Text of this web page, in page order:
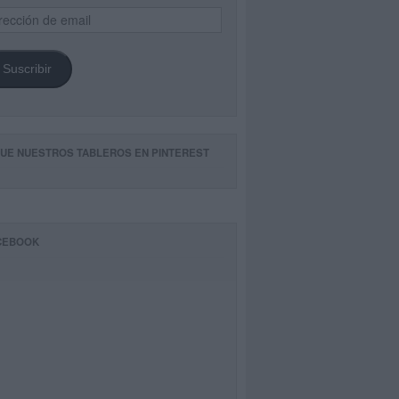
Suscribir
NUESTROS TABLEROS EN PINTEREST